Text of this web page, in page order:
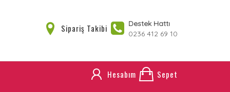
Sipariş Takibi
Destek Hattı
0236 412 69 10
Hesabım Sepet